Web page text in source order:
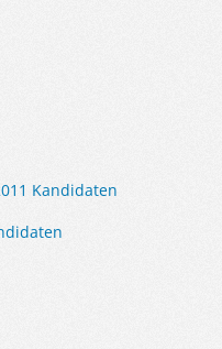
Kandidaten